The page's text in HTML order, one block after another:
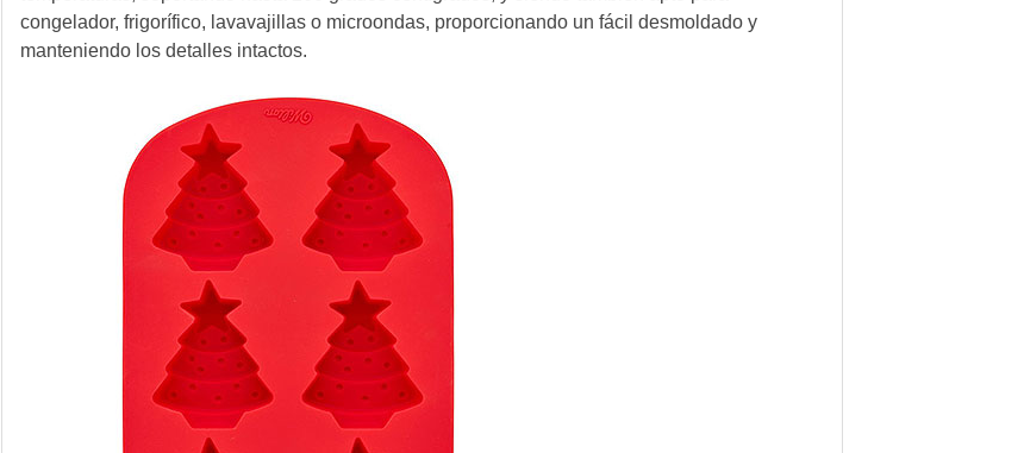
congelador, frigorífico, lavavajillas o microondas, proporcionando un fácil desmoldado y
manteniendo los detalles intactos.